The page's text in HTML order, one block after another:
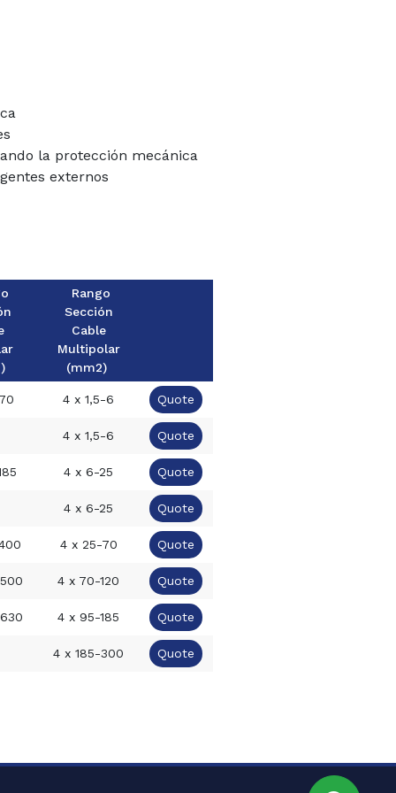
la protección mecánica
externos
Rango
Sección
Cable
Multipolar
(mm2)
4 x 1,5-6 Quote
4 x 1,5-6 Quote
4 x 6-25 Quote
4 x 6-25 Quote
4 x 25-70 Quote
4 x 70-120 Quote
4 x 95-185 Quote
4 x 185-300 Quote